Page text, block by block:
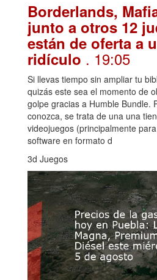
Borderlands,
junto a otros 12
están de oferta a
ridículo . 19:05
Si llevas tiempo sin ampliar tu
quizás este sea el momento de
golpe gracias a Humble Bundle.
conozca, se trata de una una
videojuegos (principalmente
software en formato d
3d Juegos